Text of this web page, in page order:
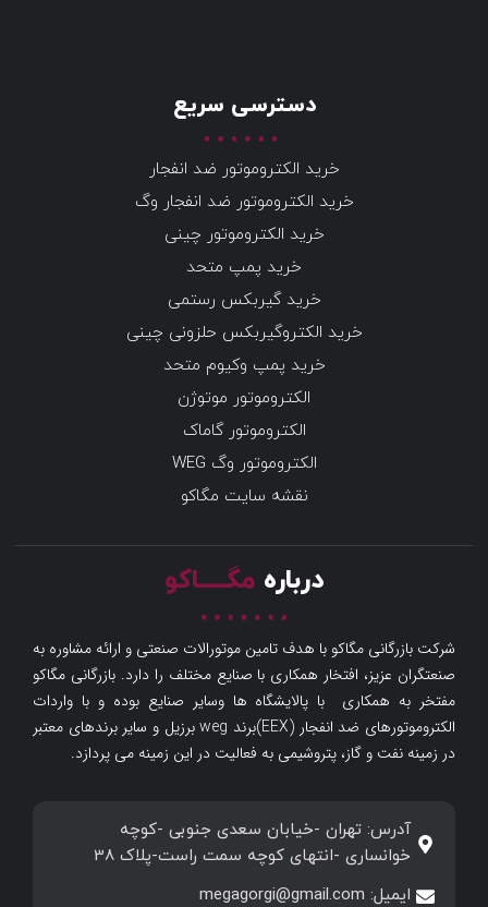
دسترسی سریع
خرید الکتروموتور ضد انفجار
خرید الکتروموتور ضد انفجار وگ
خرید الکتروموتور چینی
خرید پمپ متحد
خرید گیربکس رستمی
خرید الکتروگیربکس حلزونی چینی
خرید پمپ وکیوم متحد
الکتروموتور موتوژن
الکتروموتور گاماک
الکتروموتور وگ WEG
نقشه سایت مگاکو
درباره مگـــــاکو
شرکت بازرگانی مگاکو با هدف تامین موتورالات صنعتی و ارائه مشاوره به
صنعتگران عزیز، افتخار همکاری با صنایع مختلف را دارد. بازرگانی مگاکو
مفتخر به همکاری با پالایشگاه ها وسایر صنایع بوده و با واردات
الکتروموتورهای ضد انفجار (EEX)برند weg برزیل و سایر برندهای معتبر
در زمینه نفت و گاز، پتروشیمی به فعالیت در این زمینه می پردازد.
آدرس: تهران -خیابان سعدی جنوبی -کوچه
خوانساری -انتهای کوچه سمت راست-پلاک 38
ایمیل: megagorgi@gmail.com